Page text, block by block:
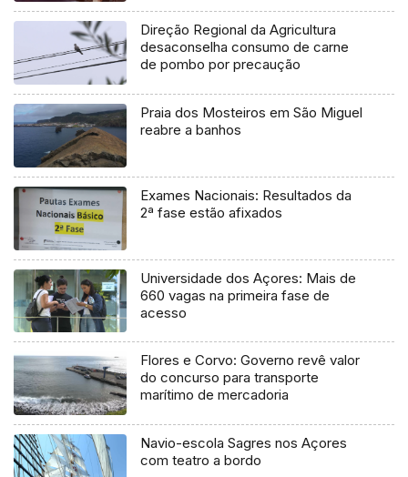
Direção Regional da Agricultura
desaconselha consumo de carne
de pombo por precaução
Praia dos Mosteiros em São Miguel
reabre a banhos
Exames Nacionais: Resultados da
2ª fase estão afixados
Universidade dos Açores: Mais de
660 vagas na primeira fase de
acesso
Flores e Corvo: Governo revê valor
do concurso para transporte
marítimo de mercadoria
Navio-escola Sagres nos Açores
com teatro a bordo